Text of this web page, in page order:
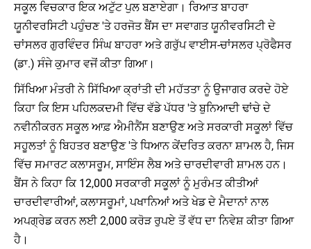
ਸਕੂਲ ਵਿਚਕਾਰ ਇਕ ਅਟੁੱਟ ਪੁਲ ਬਣਾਏਗਾ। ਰਿਆਤ ਬਾਹਰਾ
ਯੂਨੀਵਰਸਿਟੀ ਪਹੁੰਚਣ 'ਤੇ ਹਰਜੋਤ ਬੈਂਸ ਦਾ ਸਵਾਗਤ ਯੂਨੀਵਰਸਿਟੀ ਦੇ
ਚਾਂਸਲਰ ਗੁਰਵਿੰਦਰ ਸਿੰਘ ਬਾਹਰਾ ਅਤੇ ਗਰੁੱਪ ਵਾਈਸ-ਚਾਂਸਲਰ ਪ੍ਰੋਫੈਸਰ
(ਡਾ.) ਸੰਜੇ ਕੁਮਾਰ ਵਜੋਂ ਕੀਤਾ ਗਿਆ।
ਸਿੱਖਿਆ ਮੰਤਰੀ ਨੇ ਸਿੱਖਿਆ ਕ੍ਰਾਂਤੀ ਦੀ ਮਹੱਤਤਾ ਨੂੰ ਉਜਾਗਰ ਕਰਦੇ ਹੋਏ
ਕਿਹਾ ਕਿ ਇਸ ਪਹਿਲਕਦਮੀ ਵਿੱਚ ਵੱਡੇ ਪੱਧਰ 'ਤੇ ਬੁਨਿਆਦੀ ਢਾਂਚੇ ਦੇ
ਨਵੀਨੀਕਰਨ ਸਕੂਲ ਆਫ਼ ਐਮੀਨੈਂਸ ਬਣਾਉਣ ਅਤੇ ਸਰਕਾਰੀ ਸਕੂਲਾਂ ਵਿੱਚ
ਸਹੂਲਤਾਂ ਨੂੰ ਬਿਹਤਰ ਬਣਾਉਣ 'ਤੇ ਧਿਆਨ ਕੇਂਦਰਿਤ ਕਰਨਾ ਸ਼ਾਮਲ ਹੈ, ਜਿਸ
ਵਿੱਚ ਸਮਾਰਟ ਕਲਾਸਰੂਮ, ਸਾਇੰਸ ਲੈਬ ਅਤੇ ਚਾਰਦੀਵਾਰੀ ਸ਼ਾਮਲ ਹਨ।
ਬੈਂਸ ਨੇ ਕਿਹਾ ਕਿ 12,000 ਸਰਕਾਰੀ ਸਕੂਲਾਂ ਨੂੰ ਮੁਰੰਮਤ ਕੀਤੀਆਂ
ਚਾਰਦੀਵਾਰੀਆਂ, ਕਲਾਸਰੂਮਾਂ, ਪਖਾਨਿਆਂ ਅਤੇ ਖੇਡ ਦੇ ਮੈਦਾਨਾਂ ਨਾਲ
ਅਪਗ੍ਰੇਡ ਕਰਨ ਲਈ 2,000 ਕਰੋੜ ਰੁਪਏ ਤੋਂ ਵੱਧ ਦਾ ਨਿਵੇਸ਼ ਕੀਤਾ ਗਿਆ
ਹੈ।